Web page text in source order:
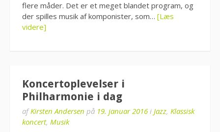
flere måder. Det er et meget blandet program, og
der spilles musik af komponister, som… [Læs
videre]
Koncertoplevelser i
Philharmonie i dag
afKirsten Andersen på 19. januar 2016 i Jazz, Klassisk
koncert, Musik